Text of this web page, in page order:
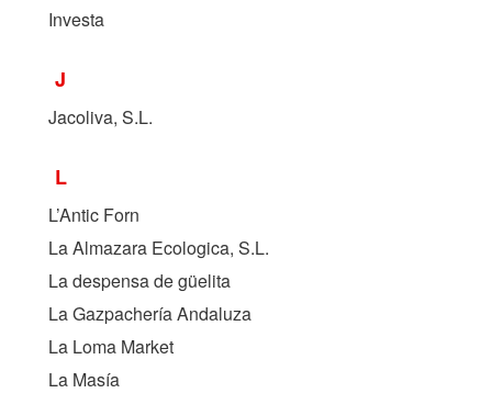
Investa
J
Jacoliva, S.L.
L
L’Antic Forn
La Almazara Ecologica, S.L.
La despensa de güelita
La Gazpachería Andaluza
La Loma Market
La Masía